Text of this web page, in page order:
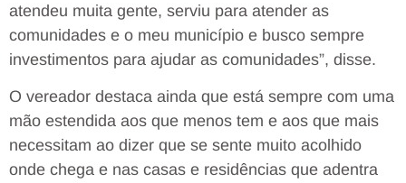
atendeu muita gente, serviu para atender as
comunidades e o meu município e busco sempre
investimentos para ajudar as comunidades”, disse.
O vereador destaca ainda que está sempre com uma
mão estendida aos que menos tem e aos que mais
necessitam ao dizer que se sente muito acolhido
onde chega e nas casas e residências que adentra